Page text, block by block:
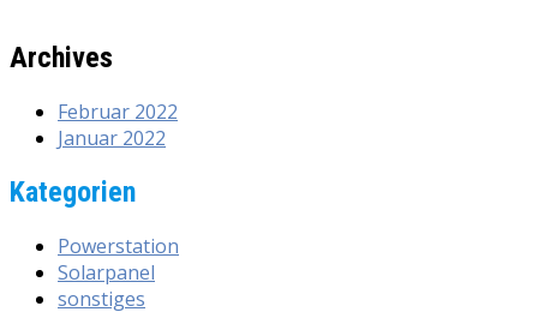
Archives
Februar 2022
Januar 2022
Kategorien
Powerstation
Solarpanel
sonstiges